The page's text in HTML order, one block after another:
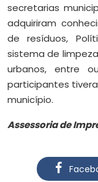
secretarias
adquiriram
de resíduos,
sistema de
urbanos, entre
participantes
município.
Assessoria de